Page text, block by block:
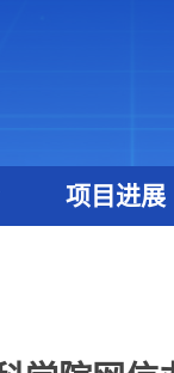
项目进展